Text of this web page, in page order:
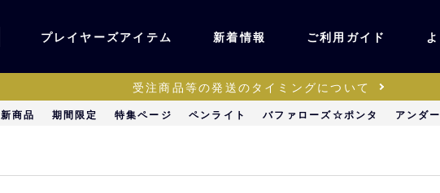
オーセンティック
ユニフォーム・ワッ
アパレル キッズ・ベビー
プレイヤーズアイテム 新着情報 ご利用ガイド
受注商品等の発送のタイミングについて
新商品 期間限定 特集ページ ペンライト バファローズ☆ポンタ アンダ